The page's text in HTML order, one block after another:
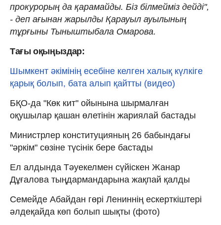
прокурорың да қарамайды. Біз білмейміз дейді",
- деп ағынан жарылды Қарауыл ауылының
тұрғыны Тыныштыбала Омарова.
Тағы оқыңыздар:
Шымкент әкімінің есебіне келген халық күлкіге
қарық болып, бата алып қайтты (видео)
БҚО-да "Көк кит" ойынына шырмалған
оқушылар қашан өлетінін жариялай бастады
Министрлер конституцияның 26 бабындағы
"әркім" сөзіне түсінік бере бастады
Ел алдында Тәуекелмен сүйіскен Жанар
Дұғалова тыңдармандарына жақпай қалды
Семейде Абайдан гөрі Лениннің ескерткіштері
әлдеқайда көп болып шықты (фото)